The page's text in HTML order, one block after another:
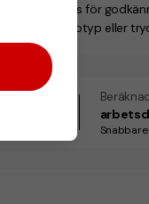
skiss och pris för
Bifoga logotyp eller
Snabbare